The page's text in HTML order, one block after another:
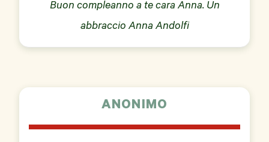
Buon compleanno a te cara Anna. Un
abbraccio Anna Andolfi
ANONIMO